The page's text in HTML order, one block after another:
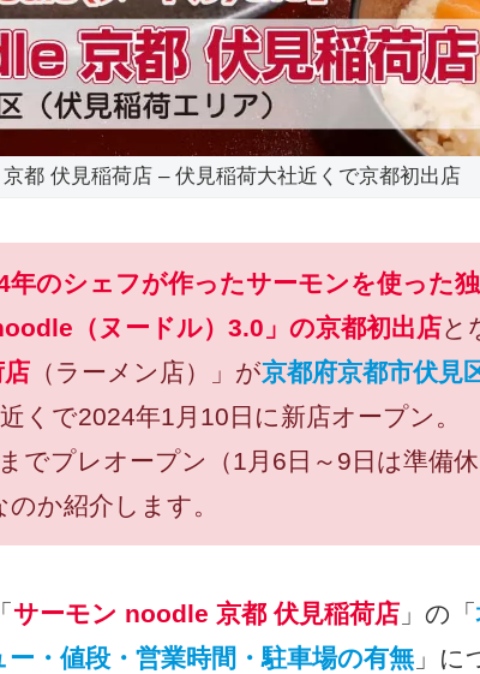
都 伏見稲荷店 – 伏見稲荷大社近くで京都初出店
年のシェフが作ったサーモンを使った
（ヌードル）3.0」の京都初出店と
（ラーメン店）」が京都府京都市伏見
くで2024年1月10日に新店オープン。
でプレオープン（1月6日～9日は準備休
か紹介します。
サーモン noodle 京都 伏見稲荷店 」の「
・値段・営業時間・駐車場の有無 」に